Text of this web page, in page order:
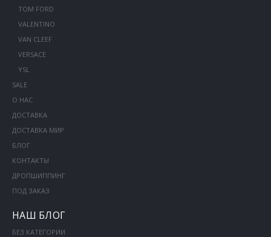
TOM FORD
VALENTINO
VAN CLEEF
VERSACE
YSL
SALE
О НАС
ДОСТАВКА
ДОСТАВКА МИР
БЛОГ
КОНТАКТЫ
ДРОПШИППИНГ
ПОД ЗАКАЗ
НАШ БЛОГ
БЕЗ КАТЕГОРИИ